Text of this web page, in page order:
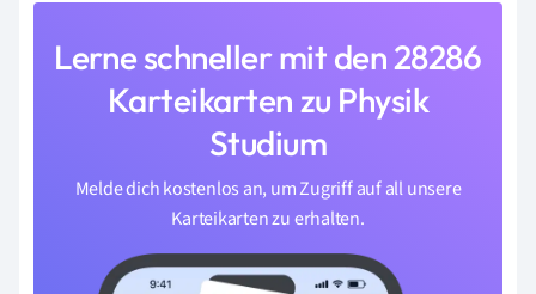
Lerne schneller mit den 28286
Karteikarten zu Physik
Studium
Melde dich kostenlos an, um Zugriff auf all unsere
Karteikarten zu erhalten.